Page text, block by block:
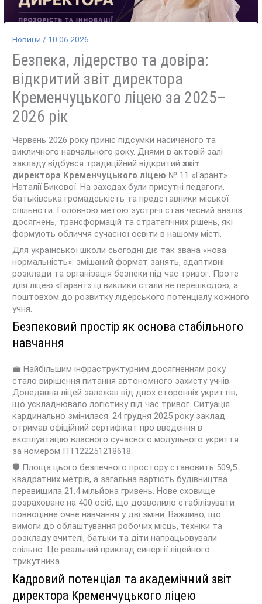
Новини / 10.06.2026
Безпека, лідерство та довіра:
відкритий звіт директора
Кременчуцького ліцею за 2025–
2026 рік
Червень 2026 року приніс підсумки насиченого та
викличного навчального року. Днями в актовій залі
закладу відбувся традиційний відкритийзвіт
директора Кременчуцького ліцею № 11 «Гарант»
Наталії Бикової. На заходах були присутні педагоги,
батьківська громадськість та представники міської
спільноти. Головною метою зустрічі став чесний аналіз
досягнень, трансформацій та стратегічних рішень, які
формують обличчя сучасної освіти в нашому місті.
Для української школи сьогодні діє так звана «нова
нормальність»: змішаний формат занять, адаптивні
розклади та організація безпеки під час тривог. Проте
для ліцею «Гарант» ці виклики стали не перешкодою, а
поштовхом до розвитку лідерського потенціалу кожного
учня.
Безпековий простір як основа стабільного
навчання
💼 Найбільшим інфраструктурним досягненням року
стало вирішення питання автономного захисту учнів.
Донедавна ліцей залежав від двох сторонніх укриттів,
що ускладнювало логістику під час тривог. Ситуація
кардинально змінилася: 24 грудня 2025 року заклад
отримав офіційний сертифікат про введення в
експлуатацію власного сучасного модульного укриття
за номером ПТ122251218618.
🛡️ Площа цього безпечного простору становить 509,5
квадратних метрів, а загальна вартість будівництва
перевищила 21,4 мільйона гривень. Нове сховище
розраховане на 400 осіб, що дозволило стабілізувати
повноцінне очне навчання у дві зміни. Важливо, що
вимоги до облаштування робочих місць, техніки та
розкладу вчителі, батьки та діти напрацьовували
спільно. Це реальний приклад синергії ліцейного
трикутника.
Кадровий потенціал та академічний звіт
директора Кременчуцького ліцею